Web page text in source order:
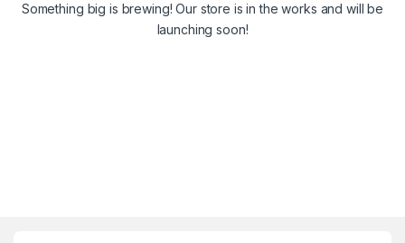
Something big is brewing! Our store is in the works and will be
launching soon!